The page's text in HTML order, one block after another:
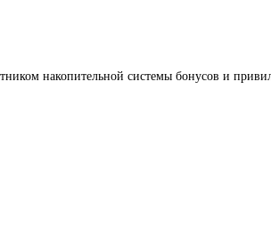
накопительной системы бонусов и